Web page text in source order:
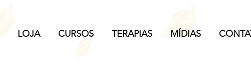
LOJA CURSOS TERAPIAS MÍDIAS